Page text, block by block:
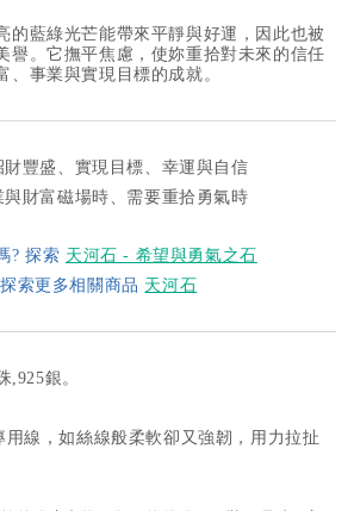
的藍綠光芒能帶來平靜與好運，因此也被
譽。它撫平焦慮，使妳重拾對未來的信任
、事業與實現目標的成就。
財豐盛、實現目標、幸運與自信
與財富磁場時、需要重拾勇氣時
? 探索 天河石 - 希望與勇氣之石
索更多相關商品 天河石
,925銀。
用線，如絲線般柔軟卻又強韌，用力拉扯